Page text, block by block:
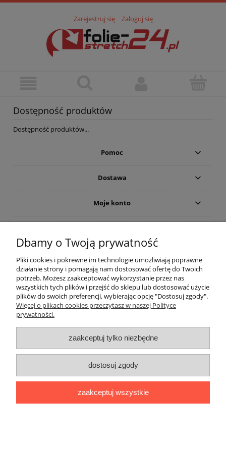
Zarejestruj się Zaloguj się
Dostępność produktów
Dostępność produktów...
Pomoc
Dostawa
Moje konto
Polecamy
Sklep internetowywww.folie-stretch24.ploferujefolie stretch
folie stretch jumbo,taśmę pakową,siatkę do palet
PP,taśmy poliestrowe PES
Zapraszamy
pokaż pełną wersję strony
Dbamy o Twoją prywatność
Pliki cookies i pokrewne im technologie umożliwiają poprawne
działanie strony i pomagają nam dostosować ofertę do Twoich
potrzeb. Możesz zaakceptować wykorzystanie przez nas
wszystkich tych plików i przejść do sklepu lub dostosować użycie
plików do swoich preferencji, wybierając opcję "Dostosuj zgody".
Więcej o plikach cookies przeczytasz w naszej Polityce
prywatności.
zaakceptuj tylko niezbędne
dostosuj zgody
zaakceptuj wszystkie